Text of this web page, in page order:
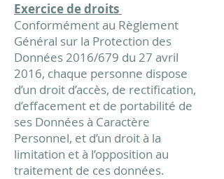
Exercice de droits
Conformément au Règlement
Général sur la Protection des
Données 2016/679 du 27 avril
2016, chaque personne dispose
d’un droit d’accès, de rectification,
d’effacement et de portabilité de
ses Données à Caractère
Personnel, et d’un droit à la
limitation et à l’opposition au
traitement de ces données.